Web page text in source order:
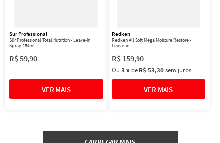
Sur Professional
Sür Professional Total Nutrition - Leave-in
Spray 250ml
R$59,90
Redken
Redken All Soft Mega Moisture Restore -
Leave-in
R$ 159,90
Ou 3 xde R$ 53,30 sem juros